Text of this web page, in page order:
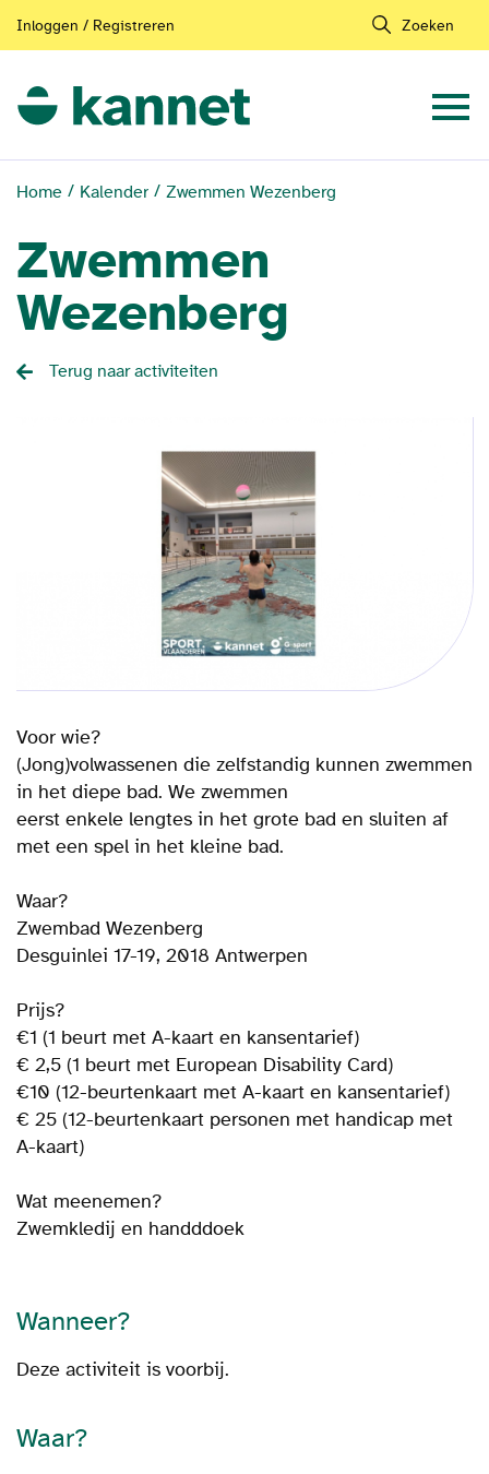
Inloggen / Registreren Zoeken
Home Kalender Zwemmen Wezenberg
Zwemmen
Wezenberg
Terug naar activiteiten
Voor wie?
(Jong)volwassenen die zelfstandig kunnen zwemmen
in het diepe bad. We zwemmen
eerst enkele lengtes in het grote bad en sluiten af
met een spel in het kleine bad.
Waar?
Zwembad Wezenberg
Desguinlei 17-19, 2018 Antwerpen
Prijs?
€1 (1 beurt met A-kaart en kansentarief)
€ 2,5 (1 beurt met European Disability Card)
€10 (12-beurtenkaart met A-kaart en kansentarief)
€ 25 (12-beurtenkaart personen met handicap met
A-kaart)
Wat meenemen?
Zwemkledij en handddoek
Wanneer?
Deze activiteit is voorbij.
Waar?